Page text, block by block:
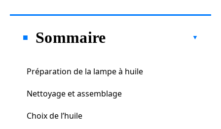
Sommaire
Préparation de la lampe à huile
Nettoyage et assemblage
Choix de l’huile